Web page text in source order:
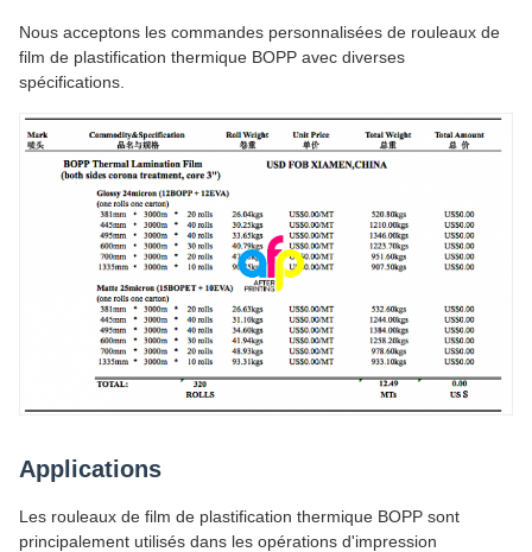
Nous acceptons les commandes personnalisées de rouleaux de
film de plastification thermique BOPP avec diverses
spécifications.
Applications
Les rouleaux de film de plastification thermique BOPP sont
principalement utilisés dans les opérations d'impression